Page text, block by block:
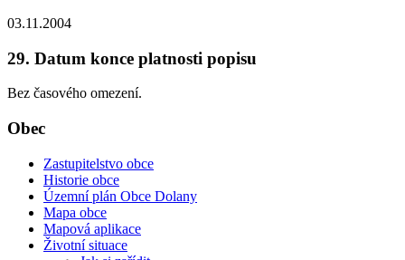
03.11.2004
29. Datum konce platnosti popisu
Bez časového omezení.
Obec
Zastupitelstvo obce
Historie obce
Územní plán Obce Dolany
Mapa obce
Mapová aplikace
Životní situace